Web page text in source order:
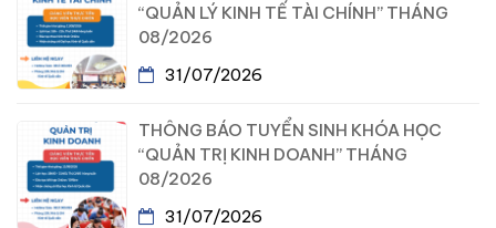
“QUẢN LÝ KINH TẾ TÀI CHÍNH” THÁNG
08/2026
31/07/2026
THÔNG BÁO TUYỂN SINH KHÓA HỌC
“QUẢN TRỊ KINH DOANH” THÁNG
08/2026
31/07/2026